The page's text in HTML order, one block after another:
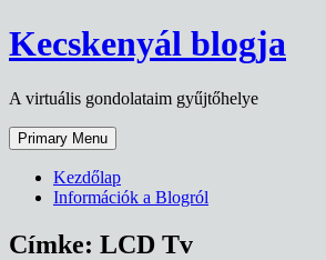
Skip
to
Kecskenyál blogja
A virtuális gondolataim gyűjtőhelye
Primary Menu
Kezdőlap
Információk a Blogról
Címke: LCD Tv